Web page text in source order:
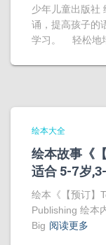
少年儿童出版社
诵，提高孩子的
学习。 轻松地
绘本大全
绘本故事《
适合 5-7岁
绘本《【预订】
Publishing 绘
Big 阅读更多